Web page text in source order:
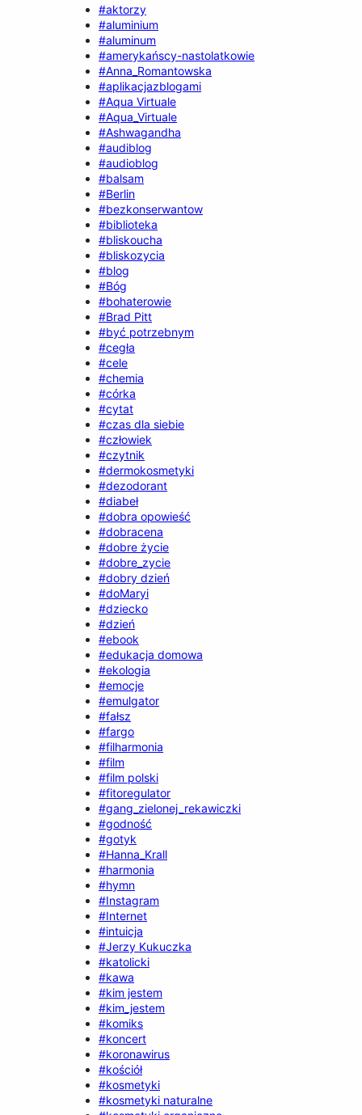
#aktorzy
#aluminium
#aluminum
#amerykańscy-nastolatkowie
#Anna_Romantowska
#aplikacjazblogami
#Aqua Virtuale
#Aqua_Virtuale
#Ashwagandha
#audiblog
#audioblog
#balsam
#Berlin
#bezkonserwantow
#biblioteka
#bliskoucha
#bliskozycia
#blog
#Bóg
#bohaterowie
#Brad Pitt
#być potrzebnym
#cegła
#cele
#chemia
#córka
#cytat
#czas dla siebie
#człowiek
#czytnik
#dermokosmetyki
#dezodorant
#diabeł
#dobra opowieść
#dobracena
#dobre życie
#dobre_zycie
#dobry dzień
#doMaryi
#dziecko
#dzień
#ebook
#edukacja domowa
#ekologia
#emocje
#emulgator
#fałsz
#fargo
#filharmonia
#film
#film polski
#fitoregulator
#gang_zielonej_rekawiczki
#godność
#gotyk
#Hanna_Krall
#harmonia
#hymn
#Instagram
#Internet
#intuicja
#Jerzy Kukuczka
#katolicki
#kawa
#kim jestem
#kim_jestem
#komiks
#koncert
#koronawirus
#kościół
#kosmetyki
#kosmetyki naturalne